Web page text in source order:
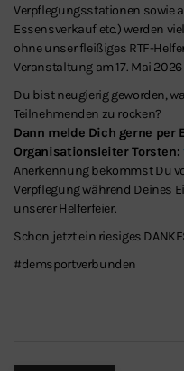
Verpflegungsstationen sowie
Essensverkauf etc.) werden
ohne unser fleißiges RTF-
Veranstaltung am 17. Mai
Du bist neugierig geworden,
Teilnehmenden zu rocken?
Dann melde Dich gerne per
Organisationsleiter Torsten:
Anerkennung bekommst Du
Verpflegung während Deines
unserer Helferfeier.
Schon jetzt ein riesiges
#demsportverbunden